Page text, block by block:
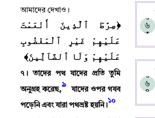
আমাদের দেখাও ।
﴿صِرَٰطَ ٱلَّذِينَ أَنْعَمْتَ
عَلَيْهِمْ غَيْرِ ٱلْمَغْضُوبِ
عَلَيْهِمْ وَلَا ٱلضَّآلِّينَ﴾
৭ । তাদের পথ যাদের প্রতি তুমি
অনুগ্রহ করেছ,
৯
যাদের ওপর গযব
পড়েনি এবং যারা পথভ্রষ্ট হয়নি।
১০
০
৬
৩
০
৬
৪